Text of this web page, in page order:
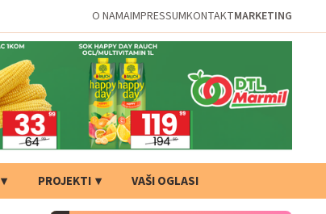
O NAMAIMPRESSUMKONTAKTMARKETING
PROJEKTI VAŠI OGLASI